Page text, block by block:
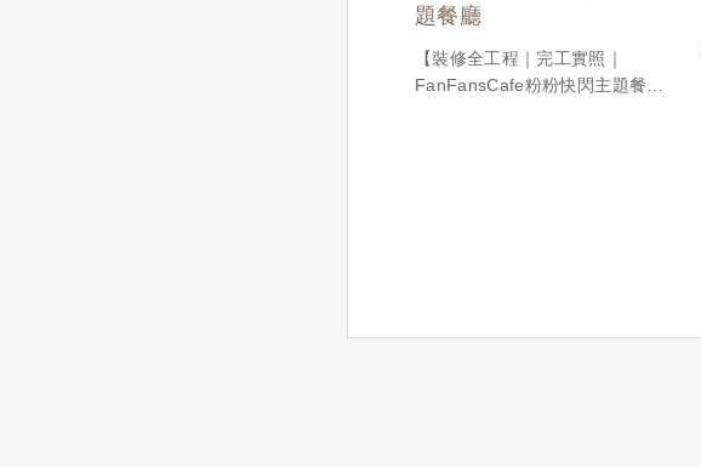
採用不銹鋼設備看起來更簡潔有
題餐廳
【裝修全工程｜完工實照｜
FanFansCafe粉粉快閃主題餐